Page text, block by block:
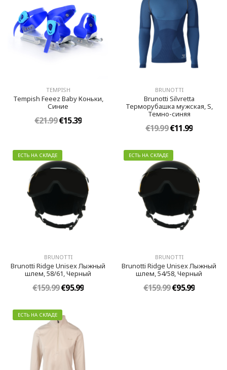
TEMPISH
Tempish Feeez Baby Коньки,
Синиe
€21.99€15.39
BRUNOTTI
Brunotti Silvretta
Терморубашка мужская, S,
Темно-синяя
€19.99€11.99
ЕСТЬ НА СКЛАДЕ
BRUNOTTI
Brunotti Ridge Unisex Лыжный
шлем, 58/61, Черный
€159.99€95.99
ЕСТЬ НА СКЛАДЕ
BRUNOTTI
Brunotti Ridge Unisex Лыжный
шлем, 54/58, Черный
€159.99€95.99
ЕСТЬ НА СКЛАДЕ